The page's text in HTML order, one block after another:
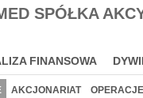
SPÓŁKA
FINANSOWA
AKCJONARIAT OPERACJE